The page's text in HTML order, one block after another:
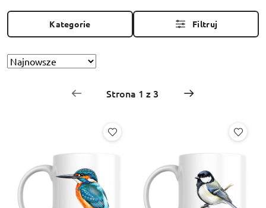
Kategorie Filtruj
Zastosowano
Sortuj